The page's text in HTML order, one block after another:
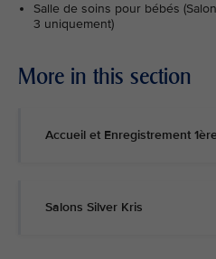
Salle de soins pour bébés
3 uniquement)
More in this section
Accueil et Enregistrement
Salons Silver Kris